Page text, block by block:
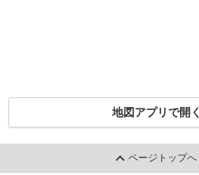
地図アプリで開く
ページトップへ